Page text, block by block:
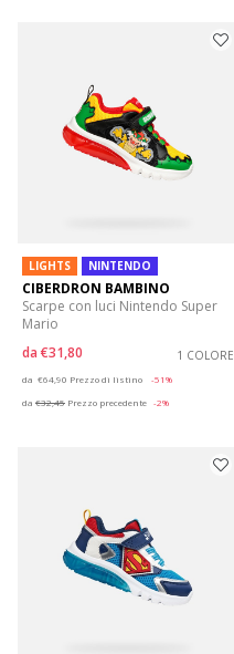
LIGHTS NINTENDO
CIBERDRON BAMBINO
Scarpe con luci Nintendo Super
Mario
da €31,80 1 COLORE
da €64,90 Prezzo di listino
-51%
da €32,45 Prezzo precedente -2%